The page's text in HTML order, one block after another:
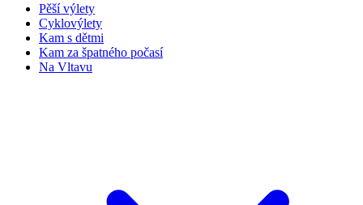
Pěší výlety
Cyklovýlety
Kam s dětmi
Kam za špatného počasí
Na Vltavu